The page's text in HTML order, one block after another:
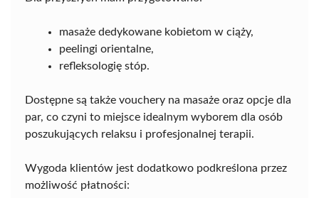
masaże dedykowane kobietom w ciąży,
peelingi orientalne,
refleksologię stóp.
Dostępne są także vouchery na masaże oraz opcje dla
par, co czyni to miejsce idealnym wyborem dla osób
poszukujących relaksu i profesjonalnej terapii.
Wygoda klientów jest dodatkowo podkreślona przez
możliwość płatności: